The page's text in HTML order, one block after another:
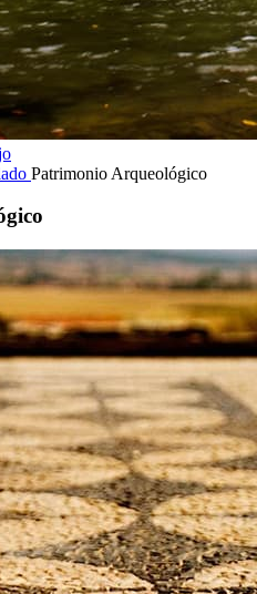
Patrimonio Arqueológico